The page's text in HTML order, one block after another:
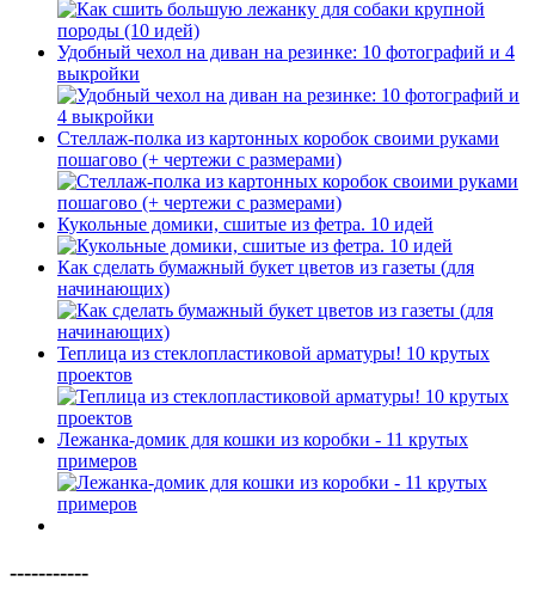
Удобный чехол на диван на резинке: 10 фотографий и 4
выкройки
Стеллаж-полка из картонных коробок своими руками
пошагово (+ чертежи с размерами)
Кукольные домики, сшитые из фетра. 10 идей
Как сделать бумажный букет цветов из газеты (для
начинающих)
Теплица из стеклопластиковой арматуры! 10 крутых
проектов
Лежанка-домик для кошки из коробки - 11 крутых
примеров
-----------